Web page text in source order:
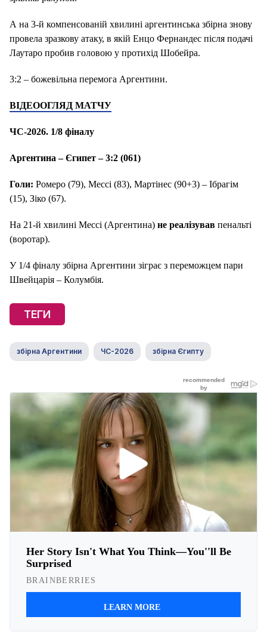
А на 3-й компенсованій хвилині аргентинська збірна знову
провела зразкову атаку, в якій Енцо Фернандес після подачі
Лаутаро пробив головою у протихід Шобейра.
3:2 – божевільна перемога Аргентини.
ВІДЕООГЛЯД МАТЧУ
ЧС-2026. 1/8 фіналу
Аргентина – Єгипет – 3:2 (061)
Голи: Ромеро (79), Мессі (83), Мартінес (90+3) – Ібрагім
(15), Зіко (67).
На 21-й хвилині Мессі (Аргентина) не реалізував пенальті
(воротар).
У 1/4 фіналу збірна Аргентини зіграє з переможцем пари
Швейцарія – Колумбія.
ТЕГИ
збірна Аргентини ЧС-2026 збірна Єгипту